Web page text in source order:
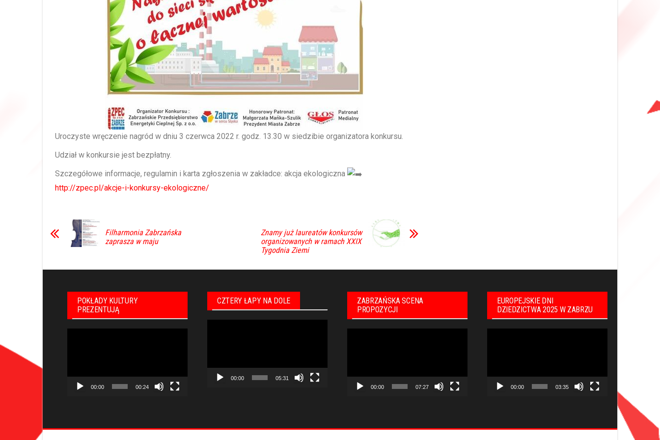
Uroczyste wręczenie nagród w dniu 3 czerwca 2022 r. godz. 13.30 w siedzibie organizatora konkursu.
Udział w konkursie jest bezpłatny.
Szczegółowe informacje, regulamin i karta zgłoszenia w zakładce: akcja ekologiczna
http://zpec.pl/akcje-i-konkursy-ekologiczne/
Filharmonia Zabrzańska
zaprasza w maju
Znamy już laureatów konkursów
organizowanych w ramach XXIX
Tygodnia Ziemi
POKŁADY KULTURY
PREZENTUJĄ
00:00 00:24
CZTERY ŁAPY NA DOLE
00:00 05:31
ZABRZAŃSKA SCENA
PROPOZYCJI
00:00 07:27
EUROPEJSKIE DNI
DZIEDZICTWA 2025 W ZABRZU
00:00 03:35